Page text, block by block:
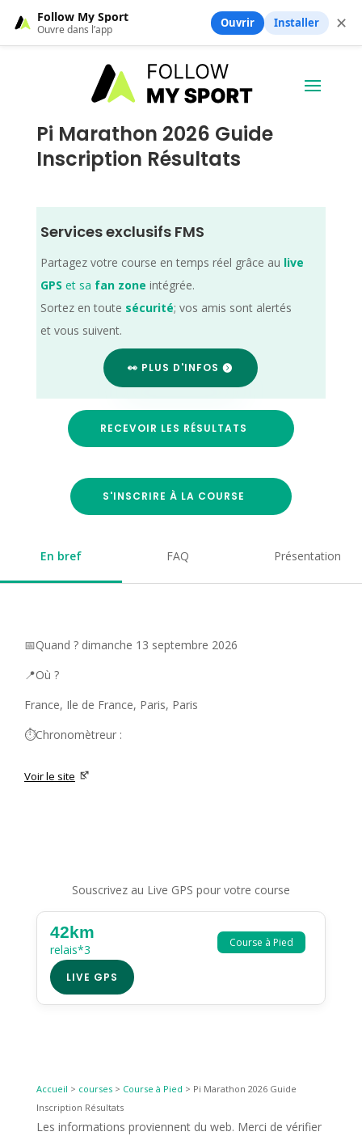
Pi Marathon 2026 Guide
Inscription Résultats
Services exclusifs FMS
Partagez votre course en temps réel grâce au live
GPS et sa fan zone intégrée.
Sortez en toute sécurité; vos amis sont alertés
et vous suivent.
👀 PLUS D'INFOS
RECEVOIR LES RÉSULTATS
S'INSCRIRE À LA COURSE
En bref FAQ Présentation
📅Quand ? dimanche 13 septembre 2026
📍Où ?
France, Ile de France, Paris, Paris
⏱️Chronomètreur :
Voir le site
Souscrivez au Live GPS pour votre course
Course à Pied
42km
relais*3
LIVE GPS
Accueil > courses> Course à Pied > Pi Marathon 2026 Guide
Inscription Résultats
Les informations proviennent du web. Merci de vérifier
Follow My Sport
Ouvre dans l’app Ouvrir Installer ✕